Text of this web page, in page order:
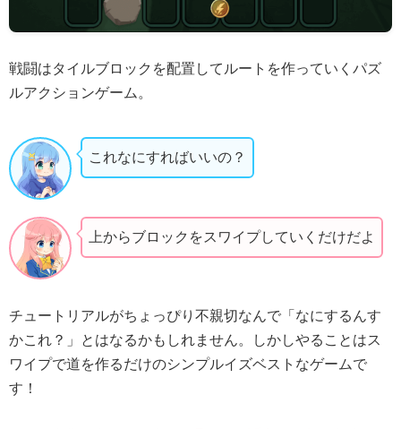
戦闘はタイルブロックを配置してルートを作っていくパズ
ルアクションゲーム。
これなにすればいいの？
上からブロックをスワイプしていくだけだよ
チュートリアルがちょっぴり不親切なんで「なにするんす
かこれ？」とはなるかもしれません。しかしやることはス
ワイプで道を作るだけのシンプルイズベストなゲームで
す！